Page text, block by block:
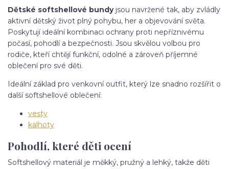
Dětské softshellové bundyjsou navržené tak, aby zvládly
aktivní dětský život plný pohybu, her a objevování světa.
Poskytují ideální kombinaci ochrany proti nepříznivému
počasí, pohodlí a bezpečnosti. Jsou skvělou volbou pro
rodiče, kteří chtějí funkční, odolné a zároveň příjemné
oblečení pro své děti.
Ideální základ pro venkovní outfit, který lze snadno rozšířit o
další softshellové oblečení:
vesty
kalhoty
Pohodlí, které děti ocení
Softshellový materiál je měkký, pružný a lehký, takže děti